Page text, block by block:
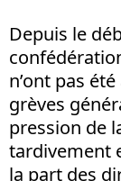
Depuis le
n’ont pas
grèves
pression de
tardivement
la part des